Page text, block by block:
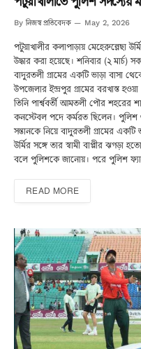
By নিজস্ব প্রতিবেদক May 2, 2026
পটুয়াখালীর কলাপাড়ায় মেহেরুন্নেছা
উদ্ধার করা হয়েছে। শনিবার (২ মার্চ)
বাদুরতলী গ্রামের একটি ভাড়া বাসা
উপজেলার ইন্দ্রপুর গ্রামের বরখাস্ত
তিনি পার্শ্ববর্তী আমতলী পৌর শহরের
কনস্টেবল পদে কর্মরত ছিলেন। পুলিশ
সন্তানকে নিয়ে বাদুরতলী গ্রামের একটি
উর্মির সঙ্গে তার স্বামী বাপ্পীর ঝগড়া
বলে পুলিশকে জানােয়। পরে পুলিশ
READ MORE